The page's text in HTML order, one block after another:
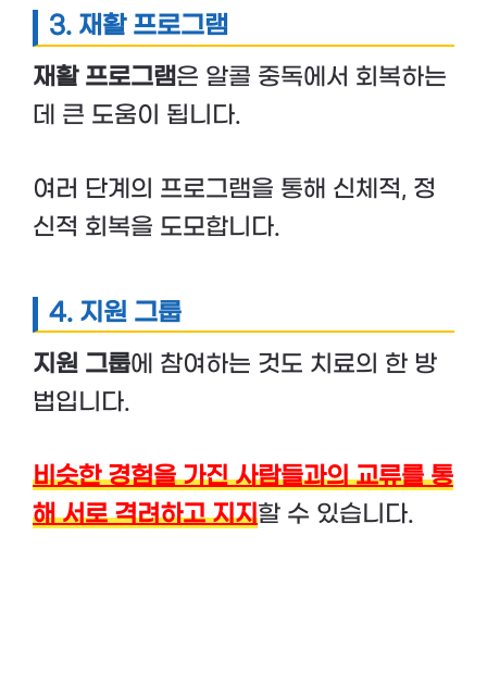
3. 재활 프로그램
재활 프로그램은 알콜 중독에서 회복하는
데 큰 도움이 됩니다.
여러 단계의 프로그램을 통해 신체적, 정
신적 회복을 도모합니다.
4. 지원 그룹
지원 그룹에 참여하는 것도 치료의 한 방
법입니다.
비슷한 경험을 가진 사람들과의 교류를 통
해 서로 격려하고 지지할 수 있습니다.